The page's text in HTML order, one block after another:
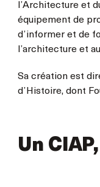
l’Architecture et
équipement de
d’informer et de
l’architecture et
Sa création est
d’Histoire, dont
Un